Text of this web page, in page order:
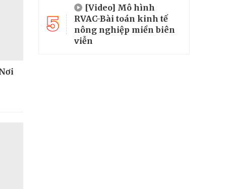
5
[Video] Mô hình
RVAC-Bài toán kinh tế
nông nghiệp miền biên
viễn